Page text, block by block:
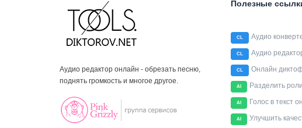
Аудио редактор онлайн - обрезать песню,
поднять громкость и многое другое.
Полезные
CL Аудио
CL Аудио
CL Онлайн
AI Разделить
AI Голос в текст
AI Улучшить